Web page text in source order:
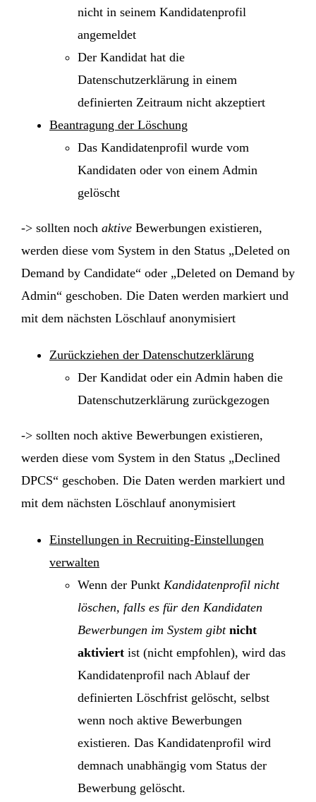
nicht in seinem Kandidatenprofil
angemeldet
Der Kandidat hat die
Datenschutzerklärung in einem
definierten Zeitraum nicht akzeptiert
Beantragung der Löschung
Das Kandidatenprofil wurde vom
Kandidaten oder von einem Admin
gelöscht
-> sollten noch aktive Bewerbungen existieren,
werden diese vom System in den Status „Deleted on
Demand by Candidate“ oder „Deleted on Demand by
Admin“ geschoben. Die Daten werden markiert und
mit dem nächsten Löschlauf anonymisiert
Zurückziehen der Datenschutzerklärung
Der Kandidat oder ein Admin haben die
Datenschutzerklärung zurückgezogen
-> sollten noch aktive Bewerbungen existieren,
werden diese vom System in den Status „Declined
DPCS“ geschoben. Die Daten werden markiert und
mit dem nächsten Löschlauf anonymisiert
Einstellungen in Recruiting-Einstellungen
verwalten
Wenn der Punkt Kandidatenprofil nicht
löschen, falls es für den Kandidaten
Bewerbungen im System gibt nicht
aktiviert ist (nicht empfohlen), wird das
Kandidatenprofil nach Ablauf der
definierten Löschfrist gelöscht, selbst
wenn noch aktive Bewerbungen
existieren. Das Kandidatenprofil wird
demnach unabhängig vom Status der
Bewerbung gelöscht.